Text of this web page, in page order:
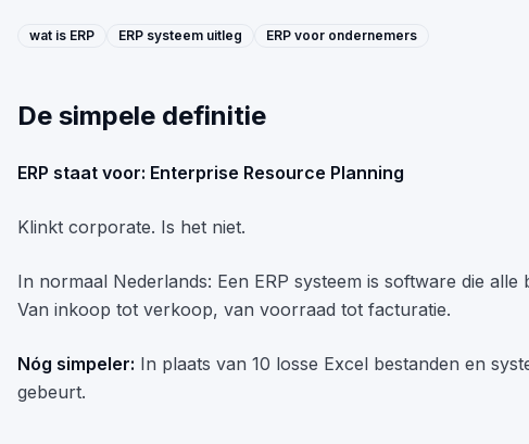
wat is ERP ERP systeem uitleg ERP voor ondernemers
De simpele definitie
ERP staat voor: Enterprise Resource Planning
Klinkt corporate. Is het niet.
In normaal Nederlands: Een ERP systeem is software die
Van inkoop tot verkoop, van voorraad tot facturatie.
Nóg simpeler: In plaats van 10 losse Excel bestanden en
gebeurt.